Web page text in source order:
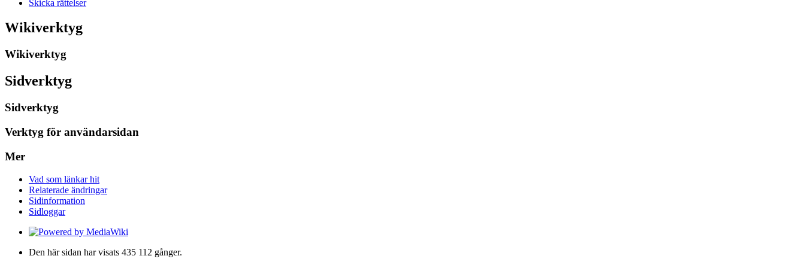
Skicka rättelser
Wikiverktyg
Wikiverktyg
Sidverktyg
Sidverktyg
Verktyg för användarsidan
Mer
Vad som länkar hit
Relaterade ändringar
Sidinformation
Sidloggar
Den här sidan har visats 435 112 gånger.